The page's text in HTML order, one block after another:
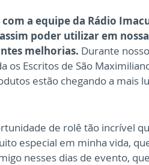
a equipe da Rádio
poder utilizar em
melhorias. Durante
Escritos de São
estão chegando a mais
de rolê tão incrível
especial em minha vida,
nesses dias de evento,